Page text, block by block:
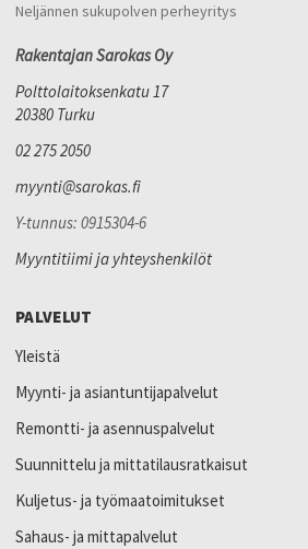
Neljännen sukupolven perheyritys
Rakentajan Sarokas Oy
Polttolaitoksenkatu 17
20380 Turku
02 275 2050
myynti@sarokas.fi
Y-tunnus: 0915304-6
Myyntitiimi ja yhteyshenkilöt
PALVELUT
Yleistä
Myynti- ja asiantuntijapalvelut
Remontti- ja asennuspalvelut
Suunnittelu ja mittatilausratkaisut
Kuljetus- ja työmaatoimitukset
Sahaus- ja mittapalvelut